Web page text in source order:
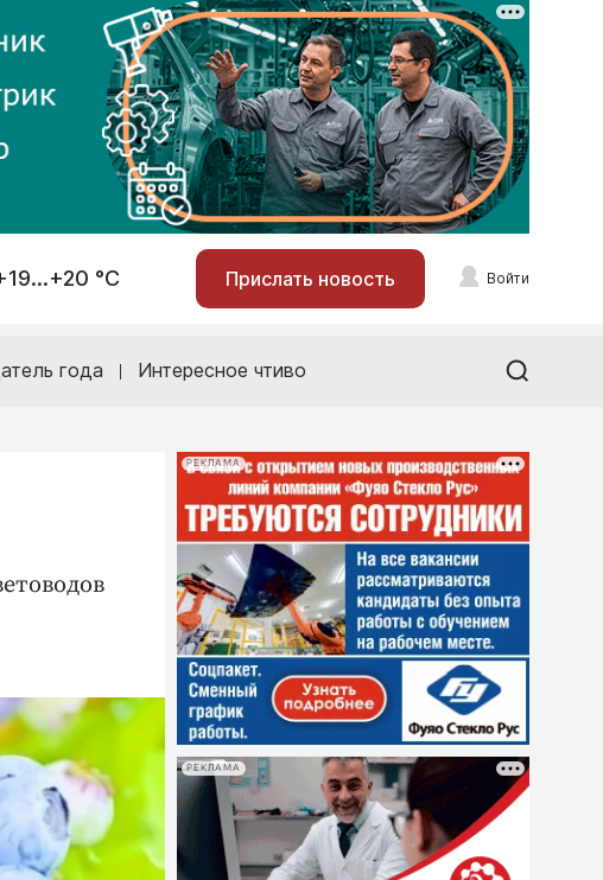
°С Прислать новость Войти
года Интересное чтиво
РЕКЛАМА
РЕКЛАМА